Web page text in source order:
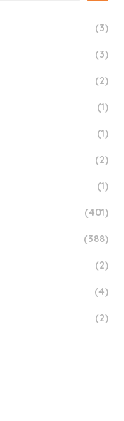
(3)
(3)
(2)
(1)
(1)
(2)
(1)
(401)
(388)
(2)
(4)
(2)